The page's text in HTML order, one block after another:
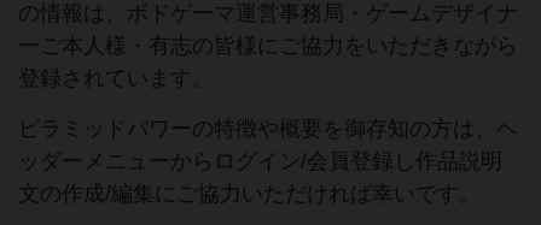
の情報は、ボドゲーマ運営事務局・ゲームデザイナ
ーご本人様・有志の皆様にご協力をいただきながら
登録されています。
ピラミッドパワーの特徴や概要を御存知の方は、ヘ
ッダーメニューからログイン/会員登録し作品説明
文の作成/編集にご協力いただければ幸いです。